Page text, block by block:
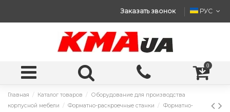
Заказать звонок РУС
0
Главная Каталог товаров
Оборудование для производства
корпусной мебели
Форматно-раскроечные станки
Форматно-